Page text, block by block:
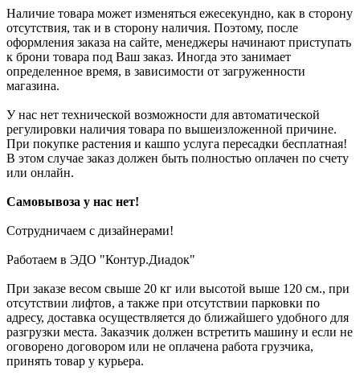
Наличие товара может изменяться ежесекундно, как в сторону
отсутствия, так и в сторону наличия. Поэтому, после
оформления заказа на сайте, менеджеры начинают приступать
к брони товара под Ваш заказ. Иногда это занимает
определенное время, в зависимости от загруженности
магазина.
У нас нет технической возможности для автоматической
регулировки наличия товара по вышеизложенной причине.
При покупке растения и кашпо услуга пересадки бесплатная!
В этом случае заказ должен быть полностью оплачен по счету
или онлайн.
Самовывоза у нас нет!
Сотрудничаем с дизайнерами!
Работаем в ЭДО "Контур.Диадок"
При заказе весом свыше 20 кг или высотой выше 120 см., при
отсутствии лифтов, а также при отсутствии парковки по
адресу, доставка осуществляется до ближайшего удобного для
разгрузки места. Заказчик должен встретить машину и если не
оговорено договором или не оплачена работа грузчика,
принять товар у курьера.